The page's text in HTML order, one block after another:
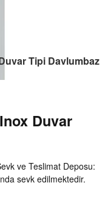
Tipi Davlumbaz
Duvar
ve Teslimat Deposu:
sevk edilmektedir.